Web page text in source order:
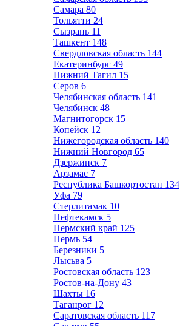
Самара 80
Тольятти 24
Сызрань 11
Ташкент 148
Свердловская область 144
Екатеринбург 49
Нижний Тагил 15
Серов 6
Челябинская область 141
Челябинск 48
Магнитогорск 15
Копейск 12
Нижегородская область 140
Нижний Новгород 65
Дзержинск 7
Арзамас 7
Республика Башкортостан 134
Уфа 79
Стерлитамак 10
Нефтекамск 5
Пермский край 125
Пермь 54
Березники 5
Лысьва 5
Ростовская область 123
Ростов-на-Дону 43
Шахты 16
Таганрог 12
Саратовская область 117